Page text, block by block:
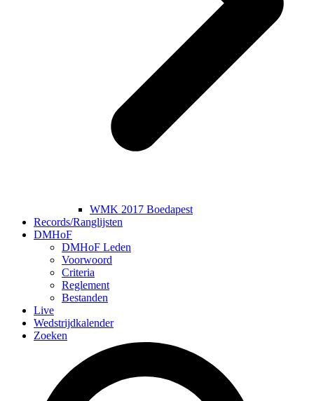
WMK 2017 Boedapest
Records/Ranglijsten
DMHoF
DMHoF Leden
Voorwoord
Criteria
Reglement
Bestanden
Live
Wedstrijdkalender
Zoeken